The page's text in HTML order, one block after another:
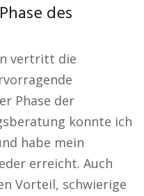
des
vertritt die
Phase der
konnte ich
habe mein
erreicht. Auch
Vorteil, schwierige